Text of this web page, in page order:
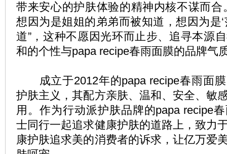
带来安心的护肤体验的精神内核不谋而合
想因为是姐姐的弟弟而被知道，想因为是
道”，这种不愿因光环而止步、追寻本源
和的个性与papa recipe春雨面膜的品牌气
成立于2012年的papa recipe春雨面膜
护肤主义，其配方亲肤、温和、安全、敏
用。作为行动派护肤品牌的papa recipe
士同行一起追求健康护肤的道路上，致力
康护肤追求美的消费者的诉求，让亿万爱